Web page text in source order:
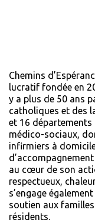
Chemins
lucratif fondée en
y a plus de 50 ans
catholiques et des
et 16 départements
médico-sociaux,
infirmiers à
au cœur de son
respectueux,
s’engage
soutien aux
résidents.